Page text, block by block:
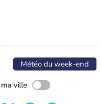
Météo du week-end
ville